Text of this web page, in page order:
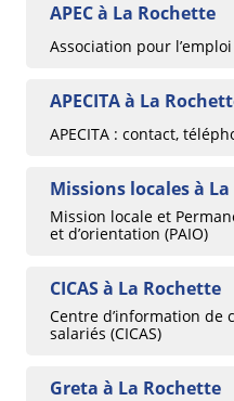
APEC à La Rochette
Association pour l’emploi
APECITA à La
APECITA : contact,
Missions locales à
Mission locale et
et d’orientation (PAIO)
CICAS à La Rochette
Centre d’information de
salariés (CICAS)
Greta à La Rochette